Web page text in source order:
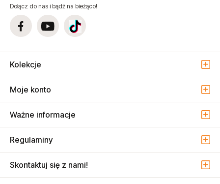
Dołącz do nas i bądź na bieżąco!
Kolekcje
Moje konto
Ważne informacje
Regulaminy
Skontaktuj się z nami!